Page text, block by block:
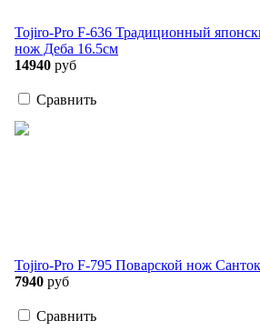
Tojiro-Pro F-636 Традиционный
нож Деба 16.5см
14940 руб
Сравнить
Tojiro-Pro F-795 Поварской нож
7940 руб
Сравнить